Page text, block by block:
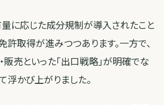
に応じた成分規制が導入されたこと
許取得が進みつつあります。一方で、
売といった「出口戦略」が明確でな
浮かび上がりました。